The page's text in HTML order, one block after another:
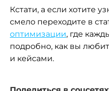
Кстати, а если хотите
смело переходите в
оптимизации, где
подробно, как вы
и кейсами.